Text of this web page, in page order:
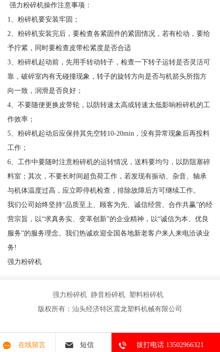
强力粉碎机操作注意事项：
1
、粉碎机要安装牢固；
2 、粉碎机安装完后，要检查各紧固件的紧固情况，若有松动，要给
予拧紧，同时要检查皮带松紧度是否合适
3、粉碎机起动前，先用手转动转子，检查一下转子运转是否灵活可
靠，破碎室内有无碰撞现象，转子的旋转方向是否与机箭头所指方
向一致，润滑是否良好；
4、不要随便更换皮带轮，以防转速太高或转速太低影响粉碎机的工
作效率；
5、粉碎机起动后应保持其先空转10-20min ，没有异常现象后再投料
工作；
6、工作中要随时注意粉碎机的运转情况，送料要均匀，以防阻塞碎
料室；其次，不要长时间超负荷工作，若发现有振动、杂音、轴承
与机体温度过高，应立即停机检查，排除故障后方可继续工作。
我们公司始终坚持“品质至上、顾客为先、诚信经营、合作共赢”的经
营宗旨，以“求真务实、变革创新”的企业精神，以“诚信为本、优良
服务”的服务理念。我们热诚欢迎全国各地新老客户来人来电洽谈业
务!
强力粉碎机
强力粉碎机 静音粉碎机 塑料粉碎机
版权所有：汕头经济特区震龙塑料机械有限公司
在线留言 短信 拔打电话 13502966321